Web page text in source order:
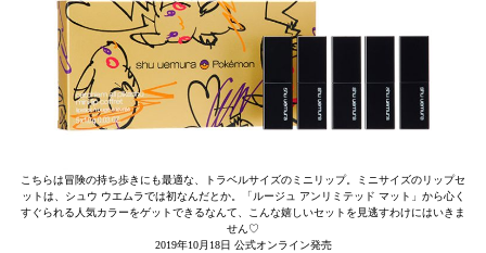
こちらは冒険の持ち歩きにも最適な、トラベルサイズのミニリップ。ミニサイズのリップセ
ットは、シュウ ウエムラでは初なんだとか。「ルージュ アンリミテッド マット」から心く
すぐられる人気カラーをゲットできるなんて、こんな嬉しいセットを見逃すわけにはいきま
せん♡
2019年10月18日 公式オンライン発売